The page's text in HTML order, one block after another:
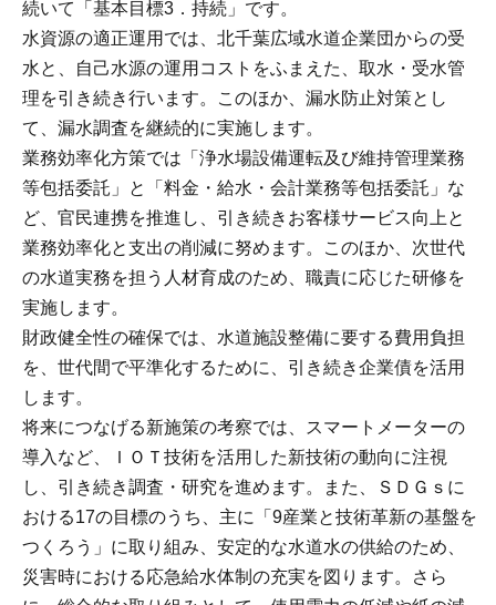
続いて「基本目標3．持続」です。
水資源の適正運用では、北千葉広域水道企業団からの受
水と、自己水源の運用コストをふまえた、取水・受水管
理を引き続き行います。このほか、漏水防止対策とし
て、漏水調査を継続的に実施します。
業務効率化方策では「浄水場設備運転及び維持管理業務
等包括委託」と「料金・給水・会計業務等包括委託」な
ど、官民連携を推進し、引き続きお客様サービス向上と
業務効率化と支出の削減に努めます。このほか、次世代
の水道実務を担う人材育成のため、職責に応じた研修を
実施します。
財政健全性の確保では、水道施設整備に要する費用負担
を、世代間で平準化するために、引き続き企業債を活用
します。
将来につなげる新施策の考察では、スマートメーターの
導入など、ＩＯＴ技術を活用した新技術の動向に注視
し、引き続き調査・研究を進めます。また、ＳＤＧｓに
おける17の目標のうち、主に「9産業と技術革新の基盤を
つくろう」に取り組み、安定的な水道水の供給のため、
災害時における応急給水体制の充実を図ります。さら